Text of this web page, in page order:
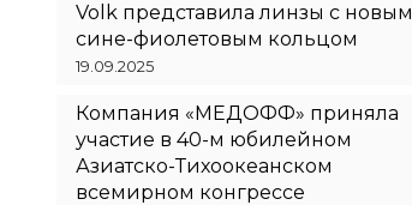
Volk представила линзы с новым
сине-фиолетовым кольцом
19.09.2025
Компания «МЕДОФФ» приняла
участие в 40-м юбилейном
Азиатско-Тихоокеанском
всемирном конгрессе